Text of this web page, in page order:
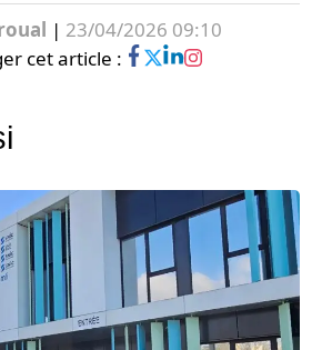
| 23/04/2026 09:10
cet article :